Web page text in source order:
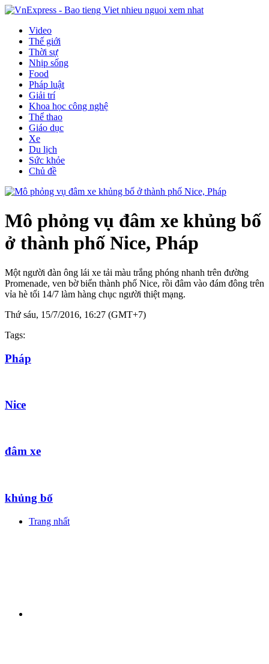
Video
Thế giới
Thời sự
Nhịp sống
Food
Pháp luật
Giải trí
Khoa học công nghệ
Thể thao
Giáo dục
Xe
Du lịch
Sức khỏe
Chủ đề
Mô phỏng vụ đâm xe khủng bố
ở thành phố Nice, Pháp
Một người đàn ông lái xe tải màu trắng phóng nhanh trên đường
Promenade, ven bờ biển thành phố Nice, rồi đâm vào đám đông trên
vỉa hè tối 14/7 làm hàng chục người thiệt mạng.
Thứ sáu, 15/7/2016, 16:27 (GMT+7)
Tags:
Pháp
Nice
đâm xe
khủng bố
Trang nhất